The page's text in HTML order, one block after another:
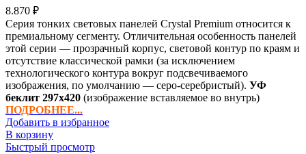
8.870 ₽
Серия тонких световых панелей Crystal Premium относится к
премиальному сегменту. Отличительная особенность панелей
этой серии — прозрачный корпус, световой контур по краям и
отсутствие классической рамки (за исключением
технологического контура вокруг подсвечиваемого
изображения, по умолчанию — серо-серебристый). УФ
беклит 297х420 (изображение вставляемое во внутрь)
ПОДРОБНЕЕ...
Добавить в избранное
В корзину
Быстрый просмотр